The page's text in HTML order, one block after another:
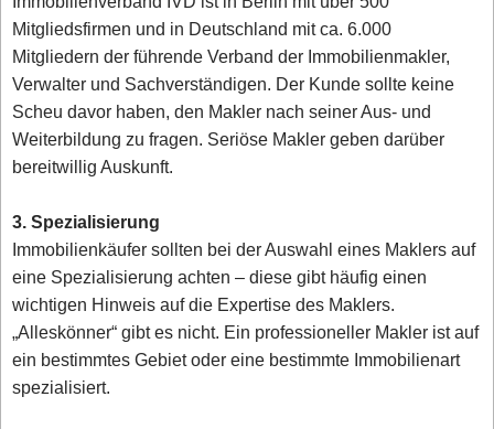
Mitgliedsfirmen und in Deutschland mit ca. 6.000
Mitgliedern der führende Verband der Immobilienmakler,
Verwalter und Sachverständigen. Der Kunde sollte keine
Scheu davor haben, den Makler nach seiner Aus- und
Weiterbildung zu fragen. Seriöse Makler geben darüber
bereitwillig Auskunft.
3. Spezialisierung
Immobilienkäufer sollten bei der Auswahl eines Maklers auf
eine Spezialisierung achten – diese gibt häufig einen
wichtigen Hinweis auf die Expertise des Maklers.
„Alleskönner“ gibt es nicht. Ein professioneller Makler ist auf
ein bestimmtes Gebiet oder eine bestimmte Immobilienart
spezialisiert.